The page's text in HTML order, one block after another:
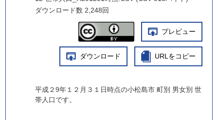
ダウンロード数 2,248回
プレビュー
ダウンロード URLをコピー
平成２9年１２月３１日時点の小松島市 町別 男女別 世
帯人口です。